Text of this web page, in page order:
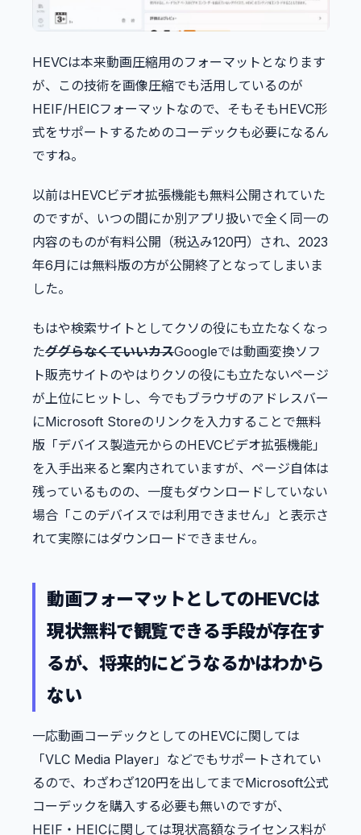
HEVCは本来動画圧縮用のフォーマットとなります
が、この技術を画像圧縮でも活用しているのが
HEIF/HEICフォーマットなので、そもそもHEVC形
式をサポートするためのコーデックも必要になるん
ですね。
以前はHEVCビデオ拡張機能も無料公開されていた
のですが、いつの間にか別アプリ扱いで全く同一の
内容のものが有料公開（税込み120円）され、2023
年6月には無料版の方が公開終了となってしまいま
した。
もはや検索サイトとしてクソの役にも立たなくなっ
たググらなくていいカスGoogleでは動画変換ソフ
ト販売サイトのやはりクソの役にも立たないページ
が上位にヒットし、今でもブラウザのアドレスバー
にMicrosoft Storeのリンクを入力することで無料
版「デバイス製造元からのHEVCビデオ拡張機能」
を入手出来ると案内されていますが、ページ自体は
残っているものの、一度もダウンロードしていない
場合「このデバイスでは利用できません」と表示さ
れて実際にはダウンロードできません。
動画フォーマットとしてのHEVCは
現状無料で観覧できる手段が存在す
るが、将来的にどうなるかはわから
ない
一応動画コーデックとしてのHEVCに関しては
「VLC Media Player」などでもサポートされてい
るので、わざわざ120円を出してまでMicrosoft公式
コーデックを購入する必要も無いのですが、
HEIF・HEICに関しては現状高額なライセンス料が